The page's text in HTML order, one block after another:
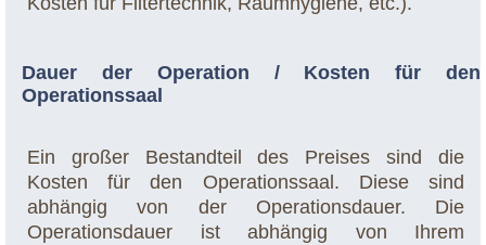
Dauer der Operation / Kosten für den
Operationssaal
Ein großer Bestandteil des Preises sind die
Kosten für den Operationssaal. Diese sind
abhängig von der Operationsdauer. Die
Operationsdauer ist abhängig von Ihrem